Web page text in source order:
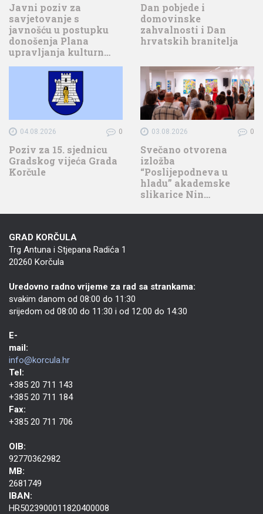
Javni poziv za
savjetovanje s
javnošću u postupku
donošenja Plana
upravljanja kulturn…
Dan pobjede i
domovinske
zahvalnosti i Dan
hrvatskih branitelja
04.08.2026 0
Poziv za 15. sjednicu
Gradskog vijeća Grada
Korčule
03.08.2026 0
Svečano otvorena
izložba
“Poslijepodneva u
hladu” akademske
slikarice Nin…
GRAD KORČULA
Trg Antuna i Stjepana Radića 1
20260 Korčula
Uredovno radno vrijeme za rad sa strankama:
svakim danom od 08:00 do 11:30
srijedom od 08:00 do 11:30 i od 12:00 do 14:30
E-
mail:
info@korcula.hr
Tel:
+385 20 711 143
+385 20 711 184
Fax:
+385 20 711 706
OIB:
92770362982
MB:
2681749
IBAN:
HR5023900011820400008